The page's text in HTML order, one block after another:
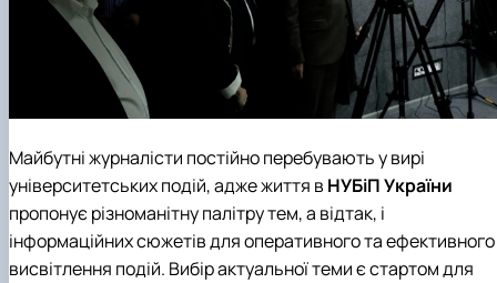
Майбутні журналісти постійно перебувають у вирі
університетських подій, адже життя в НУБіП України
пропонує різноманітну палітру тем, а відтак, і
інформаційних сюжетів для оперативного та ефективного
висвітлення подій. Вибір актуальної теми є стартом для